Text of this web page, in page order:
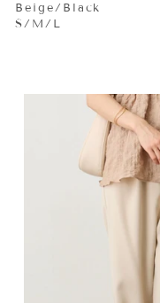
Beige/Black
S/M/L